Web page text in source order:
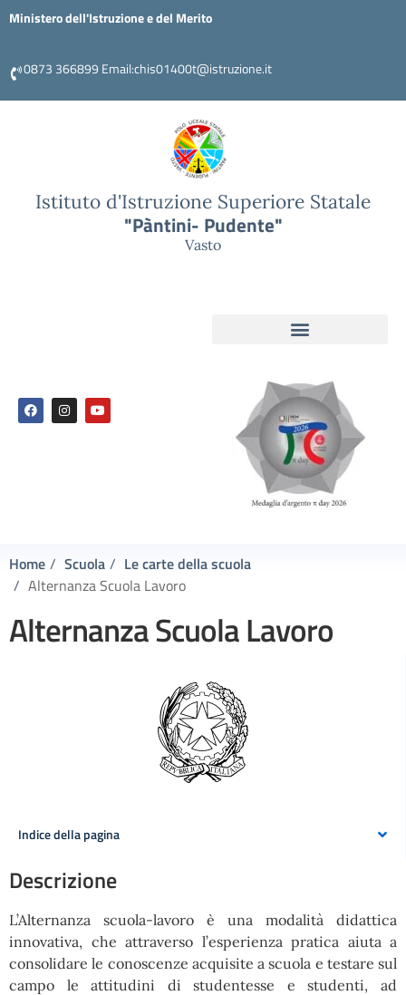
Ministero dell'Istruzione e del Merito
0873 366899 Email:chis01400t@istruzione.it
Istituto d'Istruzione Superiore Statale
"Pàntini- Pudente"
Vasto
Home Scuola
Le carte della scuola
Alternanza Scuola Lavoro
Alternanza Scuola Lavoro
Indice della pagina
Descrizione
L’Alternanza scuola-lavoro è una modalità didattica
innovativa, che attraverso l’esperienza pratica aiuta a
consolidare le conoscenze acquisite a scuola e testare sul
campo le attitudini di studentesse e studenti, ad